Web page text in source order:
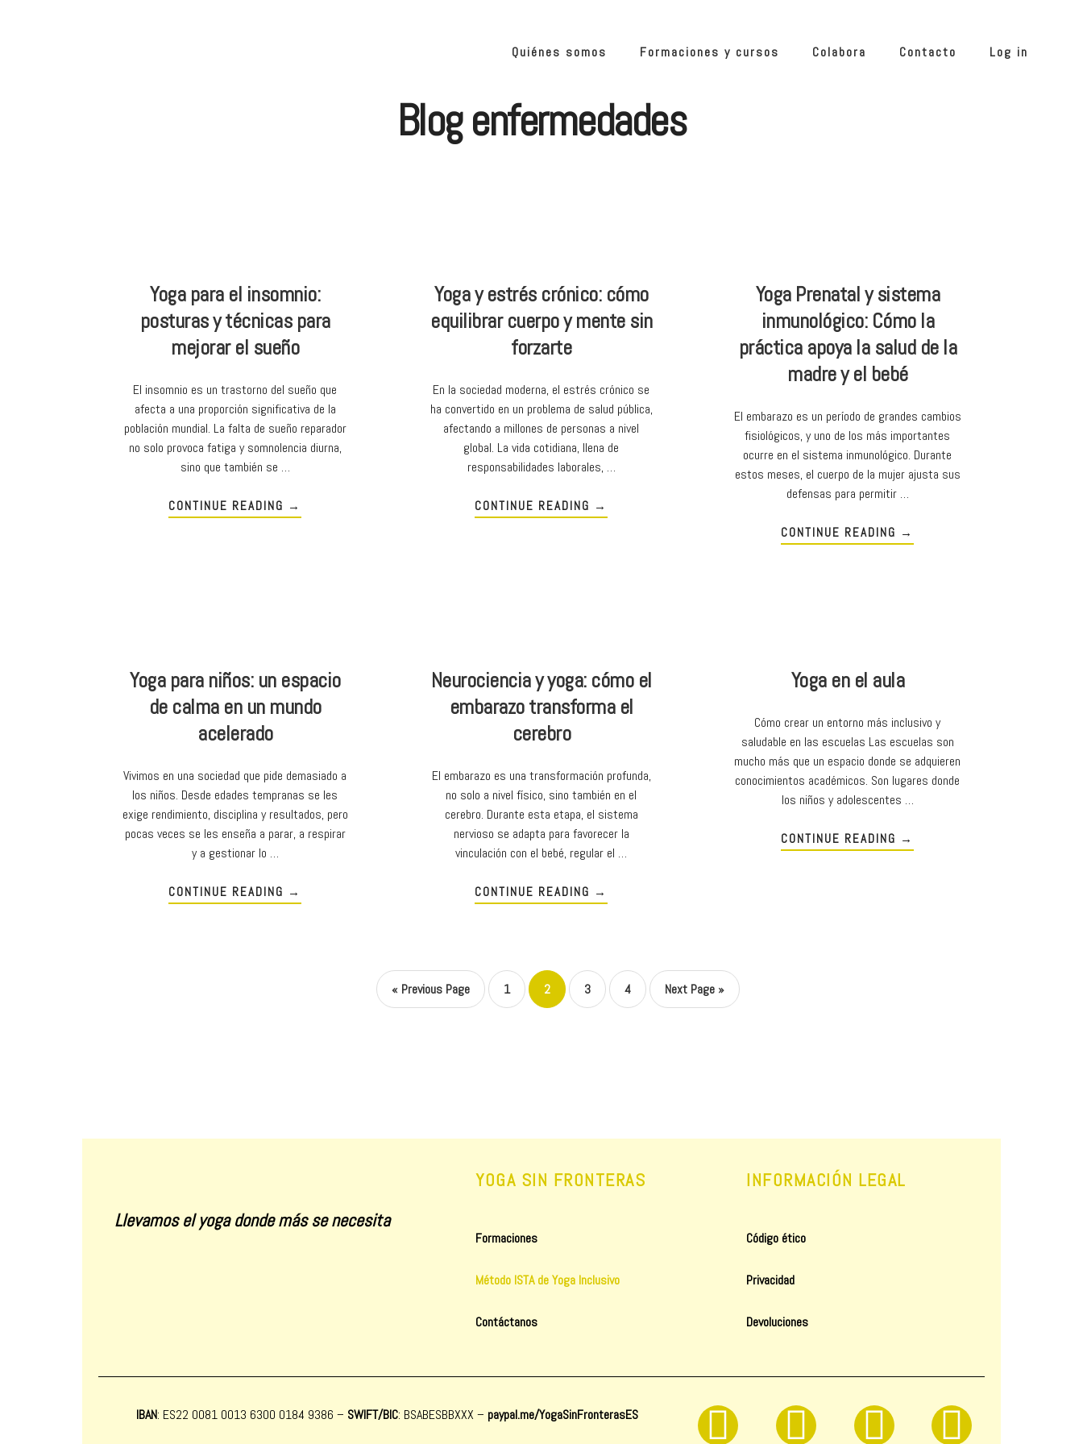
Quiénes somos Formaciones y cursos Colabora Contacto Log in
Blog enfermedades
Yoga para el insomnio:
posturas y técnicas para
mejorar el sueño
El insomnio es un trastorno del sueño que
afecta a una proporción significativa de la
población mundial. La falta de sueño reparador
no solo provoca fatiga y somnolencia diurna,
sino que también se …
CONTINUE READING →
Yoga y estrés crónico: cómo
equilibrar cuerpo y mente sin
forzarte
En la sociedad moderna, el estrés crónico se
ha convertido en un problema de salud pública,
afectando a millones de personas a nivel
global. La vida cotidiana, llena de
responsabilidades laborales, …
CONTINUE READING →
Yoga Prenatal y sistema
inmunológico: Cómo la
práctica apoya la salud de la
madre y el bebé
El embarazo es un período de grandes cambios
fisiológicos, y uno de los más importantes
ocurre en el sistema inmunológico. Durante
estos meses, el cuerpo de la mujer ajusta sus
defensas para permitir …
CONTINUE READING →
Yoga para niños: un espacio
de calma en un mundo
acelerado
Vivimos en una sociedad que pide demasiado a
los niños. Desde edades tempranas se les
exige rendimiento, disciplina y resultados, pero
pocas veces se les enseña a parar, a respirar
y a gestionar lo …
CONTINUE READING →
Neurociencia y yoga: cómo el
embarazo transforma el
cerebro
El embarazo es una transformación profunda,
no solo a nivel físico, sino también en el
cerebro. Durante esta etapa, el sistema
nervioso se adapta para favorecer la
vinculación con el bebé, regular el …
CONTINUE READING →
Yoga en el aula
Cómo crear un entorno más inclusivo y
saludable en las escuelas Las escuelas son
mucho más que un espacio donde se adquieren
conocimientos académicos. Son lugares donde
los niños y adolescentes …
CONTINUE READING →
« Previous Page 1 2 3 4 Next Page »
Llevamos el yoga donde más se necesita
YOGA SIN FRONTERAS
Formaciones
Método ISTA de Yoga Inclusivo
Contáctanos
INFORMACIÓN LEGAL
Código ético
Privacidad
Devoluciones
IBAN: ES22 0081 0013 6300 0184 9386 – SWIFT/BIC: BSABESBBXXX – paypal.me/YogaSinFronterasES